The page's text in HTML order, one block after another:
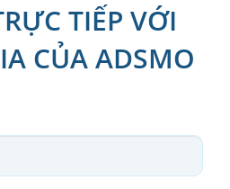
TIẾP VỚI
CỦA ADSMO